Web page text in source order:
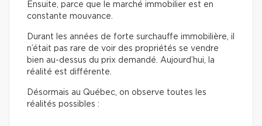
Ensuite, parce que le marché immobilier est en
constante mouvance.
Durant les années de forte surchauffe immobilière, il
n’était pas rare de voir des propriétés se vendre
bien au-dessus du prix demandé. Aujourd’hui, la
réalité est différente.
Désormais au Québec, on observe toutes les
réalités possibles :